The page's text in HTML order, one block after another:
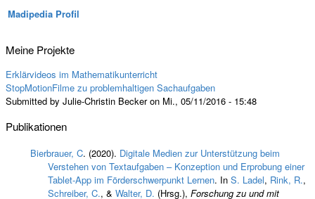
Madipedia Profil
Meine Projekte
Erklärvideos im Mathematikunterricht
StopMotionFilme zu problemhaltigen Sachaufgaben
Submitted by Julie-Christin Becker on Mi., 05/11/2016 - 15:48
Publikationen
Bierbrauer, C. (2020). Digitale Medien zur Unterstützung beim
Verstehen von Textaufgaben – Konzeption und Erprobung einer
Tablet-App im Förderschwerpunkt Lernen. In S. Ladel, Rink, R.,
Schreiber, C., & Walter, D. (Hrsg.), Forschung zu und mit